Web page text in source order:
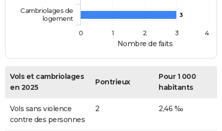
Nombre de faits
3
Cambriolages de
logement
0
1 2 3 4
Vols et cambriolages
en 2025
Pontrieux
Pour 1 000
habitants
Vols sans violence
contre des personnes
2 2,46 ‰